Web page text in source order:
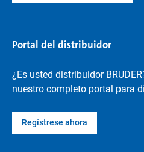
Portal del distribuidor
¿Es usted distribuidor
nuestro completo portal para
Regístrese ahora